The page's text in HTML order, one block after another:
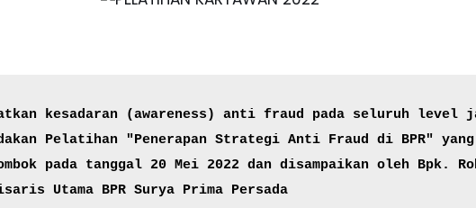
kesadaran (awareness) anti fraud pada seluruh level
Pelatihan "Penerapan Strategi Anti Fraud di BPR" yang
pada tanggal 20 Mei 2022 dan disampaikan oleh Bpk.
Utama BPR Surya Prima Persada